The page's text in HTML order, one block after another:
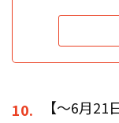
10.
【〜6月